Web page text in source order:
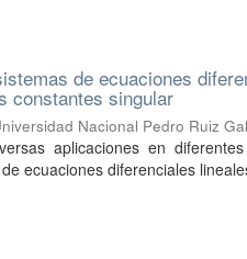
de ecuaciones
constantes singular
Nacional Pedro Ruiz
aplicaciones en
ecuaciones diferenciales